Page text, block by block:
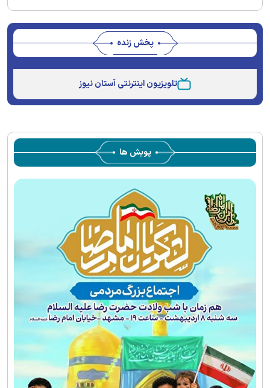
پخش زنده
window.
The media could not be loaded, either because the
server or network failed or because the format is not
تلویزیون اینترنتی آستان نیوز
پویش ها